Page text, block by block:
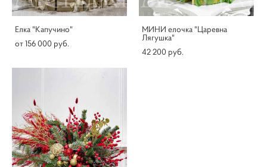
Елка "Капучино"
от 156 000 pуб.
МИНИ елочка "Царевна
Лягушка"
42 200 pуб.